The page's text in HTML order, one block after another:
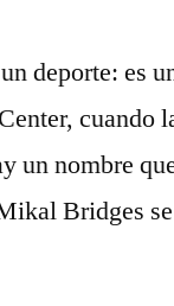
deporte: es
cuando
un nombre
Bridges